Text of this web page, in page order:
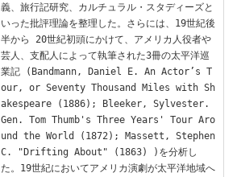
義、旅行記研究、カルチュラル・スタディーズと
いった批評理論を整理した。さらには、19世紀後
半から 20世紀初頭にかけて、アメリカ人役者や
芸人、支配人によって執筆された3冊の太平洋巡
業記 (Bandmann, Daniel E. An Actor’s T
our, or Seventy Thousand Miles with Sh
akespeare (1886); Bleeker, Sylvester.
Gen. Tom Thumb's Three Years' Tour Aro
und the World (1872); Massett, Stephen
C. "Drifting About" (1863) )を分析し
た。19世紀においてアメリカ演劇が太平洋地域へ